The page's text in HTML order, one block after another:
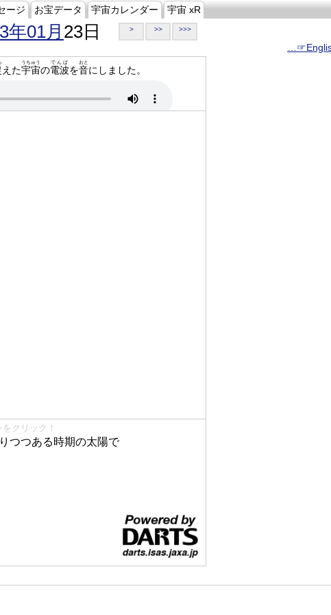
ージ お宝データ 宇宙カレンダー 宇宙 xR
年01月 23日 > >> >>>
えた宇宙
うちゅう
の電波
でんぱ
を音
おと
にしました。
クリック！
つつある時期の太陽で